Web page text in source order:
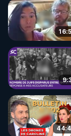
http://rgnr.li/
🌱 VIDÉOS
Toutes les
http://rgnr.li/
🌱 LES
http://rgnr.li/